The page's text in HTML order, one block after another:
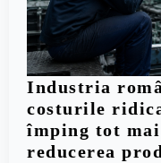
Industria
costurile
împing tot
reducerea